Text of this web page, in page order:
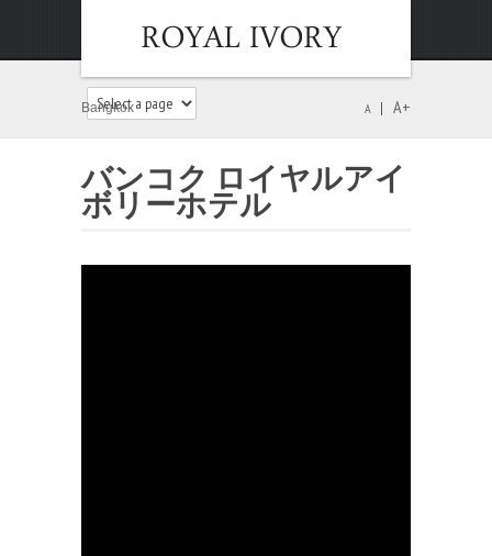
A A+
Bangkok
バンコク ロイヤルアイ
ボリーホテル